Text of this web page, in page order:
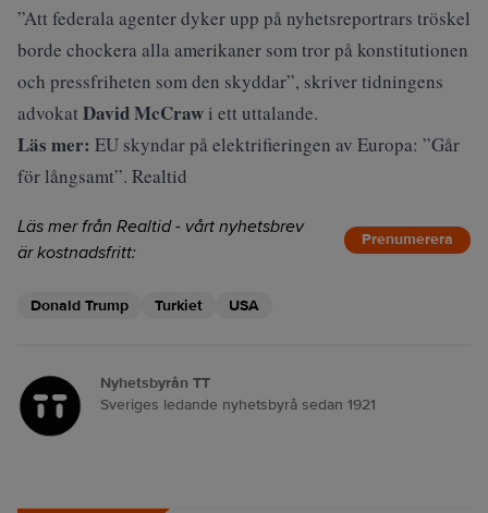
”Att federala agenter dyker upp på nyhetsreportrars tröskel
borde chockera alla amerikaner som tror på konstitutionen
och pressfriheten som den skyddar”, skriver tidningens
advokat David McCraw i ett uttalande.
Läs mer: EU skyndar på elektrifieringen av Europa: ”Går
för långsamt”. Realtid
Läs mer från Realtid - vårt nyhetsbrev
är kostnadsfritt:
Prenumerera
Donald Trump Turkiet USA
Nyhetsbyrån TT
Sveriges ledande nyhetsbyrå sedan 1921